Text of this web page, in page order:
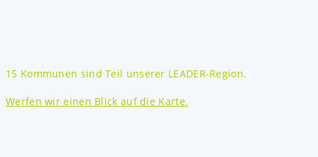
15 Kommunen sind Teil unserer LEADER-Region.
Werfen wir einen Blick auf die Karte.